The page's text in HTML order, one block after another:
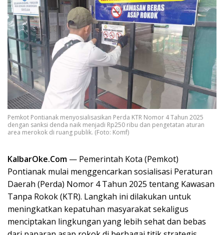
Pemkot Pontianak menyosialisasikan Perda KTR Nomor 4 Tahun 2025
dengan sanksi denda naik menjadi Rp250 ribu dan pengetatan aturan
area merokok di ruang publik. (Foto: Komf)
KalbarOke.Com — Pemerintah Kota (Pemkot)
Pontianak mulai menggencarkan sosialisasi Peraturan
Daerah (Perda) Nomor 4 Tahun 2025 tentang Kawasan
Tanpa Rokok (KTR). Langkah ini dilakukan untuk
meningkatkan kepatuhan masyarakat sekaligus
menciptakan lingkungan yang lebih sehat dan bebas